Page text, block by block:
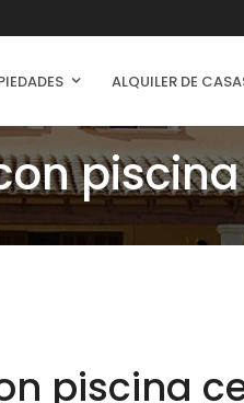
ALQUILER DE
piscina